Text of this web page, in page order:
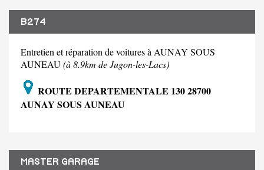
B274
Entretien et réparation de voitures à AUNAY SOUS
AUNEAU(à 8.9km de Jugon-les-Lacs)
ROUTE DEPARTEMENTALE 130 28700
AUNAY SOUS AUNEAU
MASTER GARAGE